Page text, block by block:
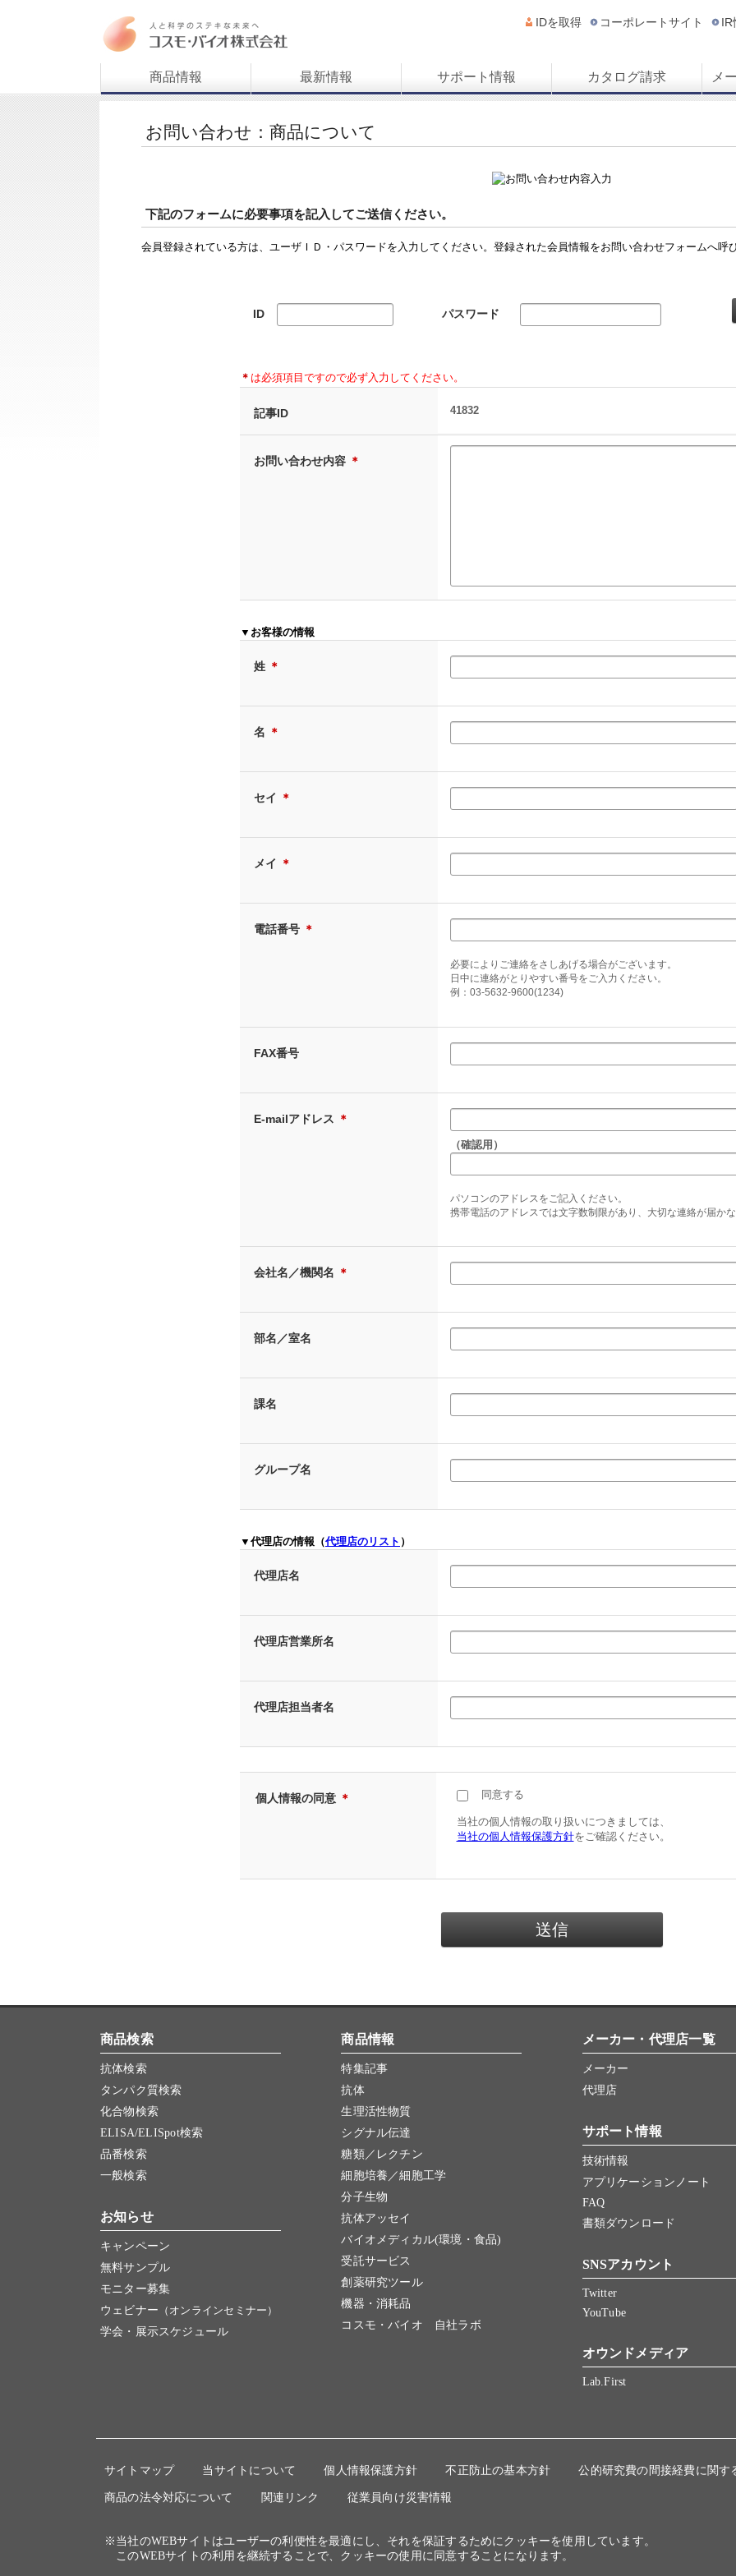
IDを取得 コーポレートサイト IR
商品情報 最新情報 サポート情報 カタログ請求 メ
お問い合わせ：商品について
下記のフォームに必要事項を記入してご送信ください。
会員登録されている方は、ユーザＩＤ・パスワードを入力してください。登録された会員情報をお問い合わせフォームへ呼
ID パスワード
＊ は必須項目ですので必ず入力してください。
記事ID 41832
お問い合わせ内容 ＊
▼お客様の情報
姓 ＊
名 ＊
セイ ＊
メイ ＊
電話番号 ＊
必要によりご連絡をさしあげる場合がございます。
日中に連絡がとりやすい番号をご入力ください。
例：03-5632-9600(1234)
FAX番号
E-mailアドレス ＊
（確認用）
パソコンのアドレスをご記入ください。
携帯電話のアドレスでは文字数制限があり、大切な連絡が届かな
会社名／機関名 ＊
部名／室名
課名
グループ名
▼代理店の情報（代理店のリスト ）
代理店名
代理店営業所名
代理店担当者名
個人情報の同意 ＊ 同意する
当社の個人情報の取り扱いにつきましては、
当社の個人情報保護方針をご確認ください。
商品検索
抗体検索
タンパク質検索
化合物検索
ELISA/ELISpot検索
品番検索
一般検索
お知らせ
キャンペーン
無料サンプル
モニター募集
ウェビナー （オンラインセミナー）
学会・展示スケジュール
商品情報
特集記事
抗体
生理活性物質
シグナル伝達
糖類／レクチン
細胞培養／細胞工学
分子生物
抗体アッセイ
バイオメディカル(環境・食品)
受託サービス
創薬研究ツール
機器・消耗品
コスモ・バイオ 自社ラボ
メーカー・代理店一覧
メーカー
代理店
サポート情報
技術情報
アプリケーションノート
FAQ
書類ダウンロード
SNSアカウント
Twitter
YouTube
オウンドメディア
Lab.First
サイトマップ 当サイトについて 個人情報保護方針 不正防止の基本方針 公的研究費の間接経費に関す
商品の法令対応について 関連リンク 従業員向け災害情報
※当社のWEBサイトはユーザーの利便性を最適にし、それを保証するためにクッキーを使用しています。
このWEBサイトの利用を継続することで、クッキーの使用に同意することになります。